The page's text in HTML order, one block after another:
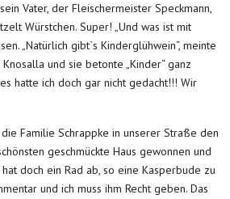
Vater, der Fleischermeister Speckmann,
Würstchen. Super! „Und was ist mit
„Natürlich gibt`s Kinderglühwein“, meinte
und sie betonte „Kinder“ ganz
hatte ich doch gar nicht gedacht!!! Wir
Familie Schrappke in unserer Straße den
geschmückte Haus gewonnen und
hat doch ein Rad ab, so eine Kasperbude zu
und ich muss ihm Recht geben. Das